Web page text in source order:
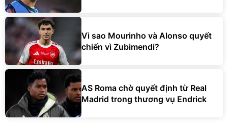
Vì sao Mourinho và Alonso quyết
chiến vì Zubimendi?
AS Roma chờ quyết định từ Real
Madrid trong thương vụ Endrick